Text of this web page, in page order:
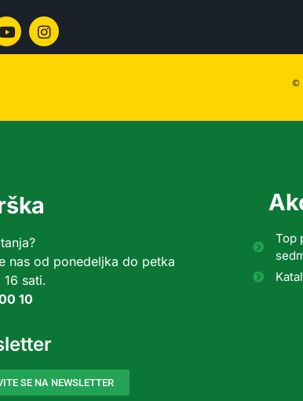
©
nas od ponedeljka do petka
sati.
10
SE NA NEWSLETTER
Top